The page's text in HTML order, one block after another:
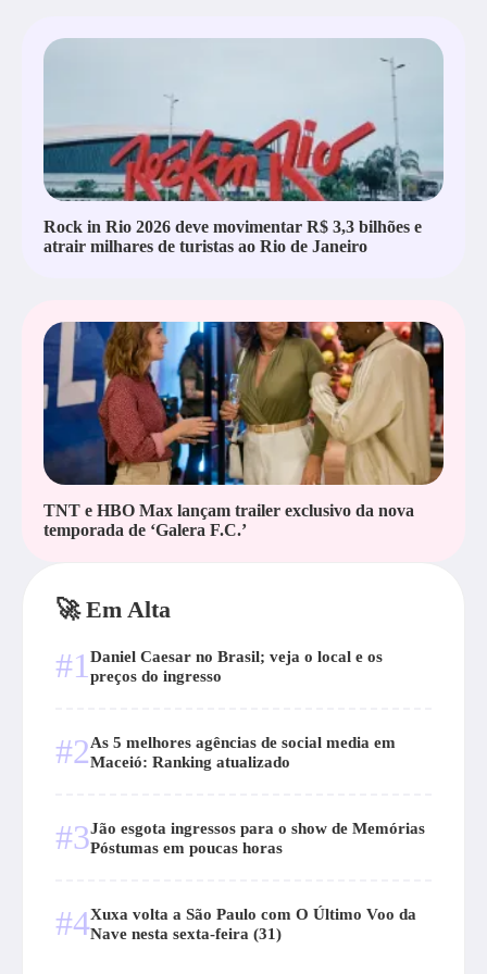
Rock in Rio 2026 deve movimentar R$ 3,3 bilhões e
atrair milhares de turistas ao Rio de Janeiro
TNT e HBO Max lançam trailer exclusivo da nova
temporada de ‘Galera F.C.’
🚀 Em Alta
#1 Daniel Caesar no Brasil; veja o local e os
preços do ingresso
#2As 5 melhores agências de social media em
Maceió: Ranking atualizado
#3Jão esgota ingressos para o show de Memórias
Póstumas em poucas horas
#4Xuxa volta a São Paulo com O Último Voo da
Nave nesta sexta-feira (31)